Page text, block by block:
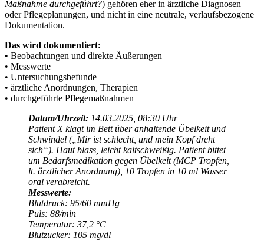
Maßnahme durchgeführt?) gehören eher in ärztliche Diagnosen
oder Pflegeplanungen, und nicht in eine neutrale, verlaufsbezogene
Dokumentation.
Das wird dokumentiert:
• Beobachtungen und direkte Äußerungen
• Messwerte
• Untersuchungsbefunde
• ärztliche Anordnungen, Therapien
• durchgeführte Pflegemaßnahmen
Datum/Uhrzeit: 14.03.2025, 08:30 Uhr
Patient X klagt im Bett über anhaltende Übelkeit und
Schwindel („Mir ist schlecht, und mein Kopf dreht
sich“). Haut blass, leicht kaltschweißig. Patient bittet
um Bedarfsmedikation gegen Übelkeit (MCP Tropfen,
lt. ärztlicher Anordnung) , 10 Tropfen in 10 ml Wasser
oral verabreicht.
Messwerte:
Blutdruck: 95/60 mmHg
Puls: 88/min
Temperatur: 37,2 °C
Blutzucker: 105 mg/dl